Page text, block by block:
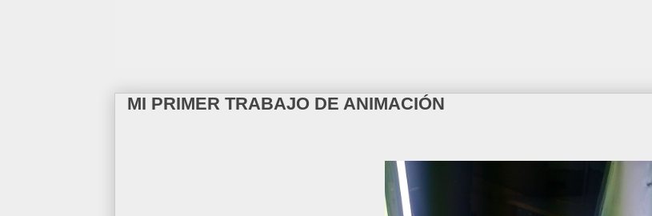
MI PRIMER TRABAJO DE ANIMACIÓN